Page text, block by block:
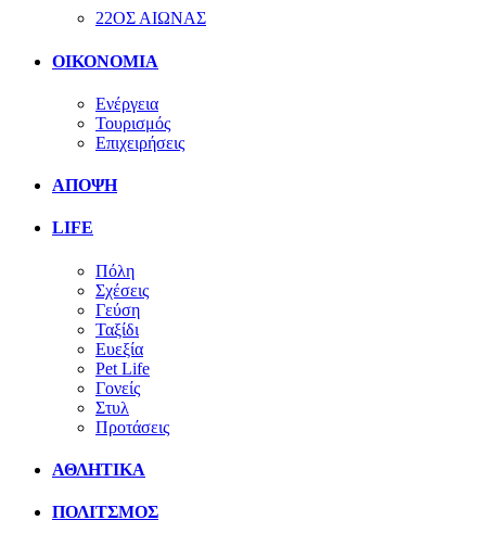
22ΟΣ ΑΙΩΝΑΣ
ΟΙΚΟΝΟΜΙΑ
Ενέργεια
Τουρισμός
Επιχειρήσεις
ΑΠΟΨΗ
LIFE
Πόλη
Σχέσεις
Γεύση
Ταξίδι
Ευεξία
Pet Life
Γονείς
Στυλ
Προτάσεις
ΑΘΛΗΤΙΚΑ
ΠΟΛΙΤΣΜΟΣ